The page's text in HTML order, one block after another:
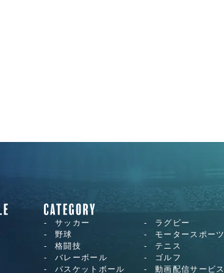
サッカー
ラグビー
野球
モータースポーツ
格闘技
テニス
バレーボール
ゴルフ
バスケットボール
動画配信サービス